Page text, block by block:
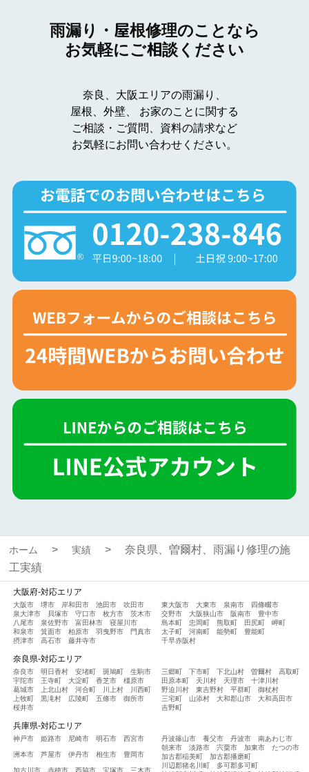
雨漏り・屋根修理のことなら
お気軽にご相談ください
奈良、大阪エリアの雨漏り、
屋根、外壁、
お家のことに関する
ご相談・ご質問、資料の請求など
お気軽にお問い合わせください。
ホーム 実績
奈良県、曽爾村、雨漏り修理の施
工実績
大阪府-対応エリア
大阪市 堺市 岸和田市 池田市
吹田市
泉大津市
貝塚市 守口市 枚方市
茨木市
八尾市
泉佐野市 富田林市
寝屋川市
和泉市
箕面市 柏原市 羽曳野市
門真市
摂津市
高石市 藤井寺市
東大阪市 大東市 泉南市
四條畷市
交野市
大阪狭山市 阪南市
豊中市
島本町
忠岡町 熊取町 田尻町
岬町
太子町
河南町 能勢町
豊能町
千早赤阪村
奈良県-対応エリア
奈良市 明日香村 安堵町 斑鳩町
生駒市
宇陀市
王寺町 大淀町 香芝市
橿原市
葛城市
上北山村 河合町 川上村
川西町
上牧町
黒滝村 広陵町 五條市
御所市
桜井市
三郷町 下市町 下北山村 曽爾村
高取町
田原本町
天川村 天理市
十津川村
野迫川村
東吉野村 平群町
御杖村
三宅町
山添村 大和郡山市
大和高田市
吉野町
兵庫県-対応エリア
神戸市 姫路市 尼崎市 明石市 西宮市
洲本市 芦屋市 伊丹市 相生市 豊岡市
加古川市 赤穂市 西脇市 宝塚市 三木市
丹波篠山市 養父市 丹波市
南あわじ市
朝来市
淡路市 宍粟市 加東市
たつの市
加古郡稲美町
加古郡播磨町
川辺郡猪名川町
多可郡多可町